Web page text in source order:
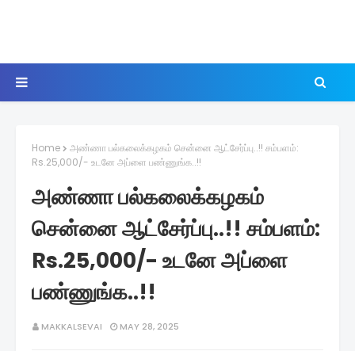
Home
அண்ணா பல்கலைக்கழகம் சென்னை ஆட்சேர்ப்பு..!! சம்பளம்:
Rs.25,000/- உடனே அப்ளை பண்ணுங்க..!!
அண்ணா பல்கலைக்கழகம்
சென்னை ஆட்சேர்ப்பு..!! சம்பளம்:
Rs.25,000/- உடனே அப்ளை
பண்ணுங்க..!!
MAKKALSEVAI MAY 28, 2025